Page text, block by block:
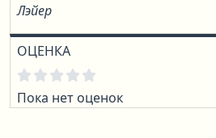
Лэйер
ОЦЕНКА
Пока нет оценок